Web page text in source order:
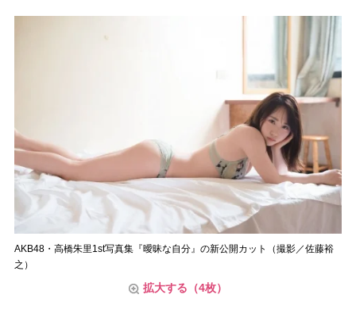
AKB48・高橋朱里1st写真集『曖昧な自分』の新公開カット（撮影／佐藤裕
之）
拡大する（4枚）